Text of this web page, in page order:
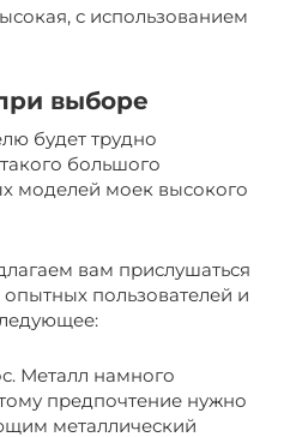
с использованием
выборе
будет трудно
большого
моделей моек высокого
вам прислушаться
опытных пользователей и
Металл намного
предпочтение нужно
металлический